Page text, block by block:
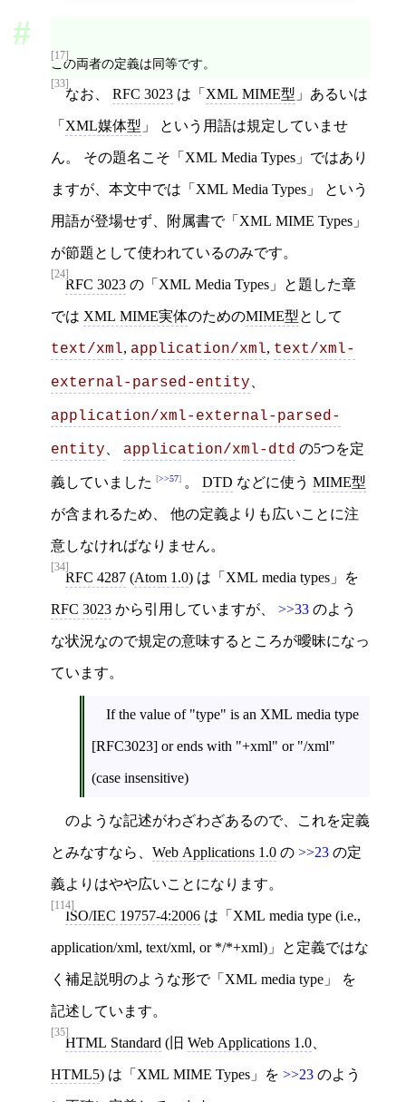
[17]
この両者の定義は同等です。
[33]
なお、 RFC 3023 は「 XML MIME型 」あるいは
「 XML媒体型 」 という用語は規定していませ
ん。 その題名こそ「XML Media Types」ではあり
ますが、本文中では「XML Media Types」 という
用語が登場せず、附属書で「XML MIME Types」
が節題として使われているのみです。
[24]
RFC 3023 の「XML Media Types」と題した章
では XML MIME実体のためのMIME型として
text/xml, application/xml, text/xml-
external-parsed-entity
application/xml-external-parsed-
entity application/xml-dtd の5つを定
義していました >>57 。 DTD などに使う MIME型
が含まれるため、 他の定義よりも広いことに注
意しなければなりません。
[34]
RFC 4287 (Atom 1.0) は「XML media types」を
RFC 3023 から引用していますが、 >>33 のよう
な状況なので規定の意味するところが曖昧になっ
ています。
If the value of "type" is an XML media type
[RFC3023] or ends with "+xml" or "/xml"
(case insensitive)
のような記述がわざわざあるので、これを定義
とみなすなら、 Web Applications 1.0 の >>23 の定
義よりはやや広いことになります。
[114]
ISO/IEC 19757-4:2006 は「XML media type (i.e.,
application/xml, text/xml, or */*+xml)」と定義ではな
く補足説明のような形で「XML media type」 を
記述しています。
[35]
HTML Standard (旧 Web Applications 1.0
HTML5) は「XML MIME Types」を >>23